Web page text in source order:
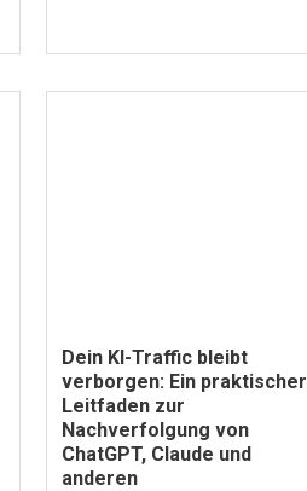
Dein KI-Traffic bleibt
verborgen: Ein praktischer
Leitfaden zur
Nachverfolgung von
ChatGPT, Claude und
anderen